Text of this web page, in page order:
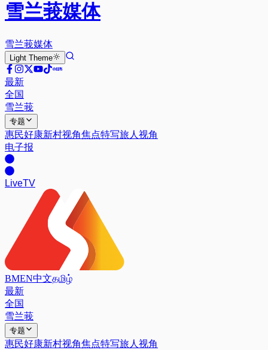
雪兰莪媒体
雪兰莪媒体
Light Theme
最新
全国
雪兰莪
专题
惠民好康新村视角焦点特写旅人视角
电子报
LiveTV
BMEN中文தமிழ்
最新
全国
雪兰莪
专题
惠民好康新村视角焦点特写旅人视角